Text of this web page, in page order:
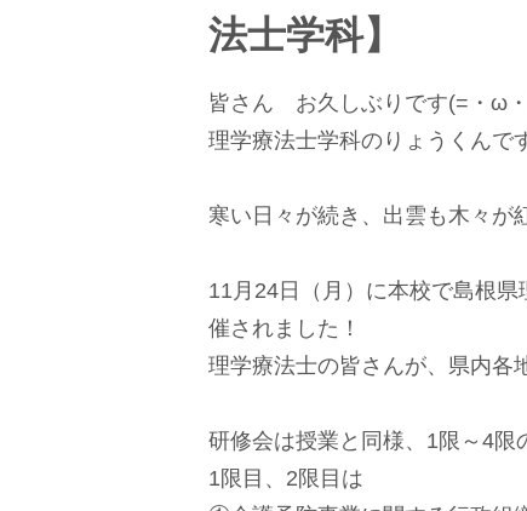
法士学科】
皆さん お久しぶりです(=・ω
理学療法士学科のりょうくんで
寒い日々が続き、出雲も木々が
11月24日（月）に本校で島根県
催されました！
理学療法士の皆さんが、県内各
研修会は授業と同様、1限～4限
1限目、2限目は